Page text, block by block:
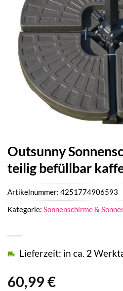
Outsunny
teilig befüllbar
60,99 €
Lieferzeit: in ca. 2
Artikelnummer: 4251774906593
Kategorie: Sonnenschirme &